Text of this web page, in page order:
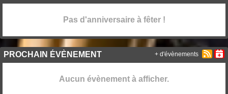
Pas d'anniversaire à fêter !
PROCHAIN ÉVÈNEMENT
Aucun évènement à afficher.
+ d'évènements